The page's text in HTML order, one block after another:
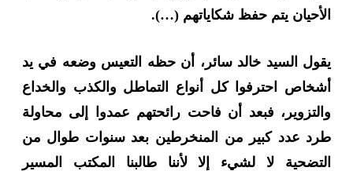
الأحيان يتم حفظ شكاياتهم (…).
يقول السيد خالد سائر، أن حظه التعيس وضعه في يد
أشخاص احترفوا كل أنواع التماطل والكذب والخداع
والتزوير، فبعد أن فاحت رائحتهم عمدوا إلى محاولة
طرد عدد كبير من المنخرطين بعد سنوات طوال من
التضحية لا لشيء إلا لأننا طالبنا المكتب المسير